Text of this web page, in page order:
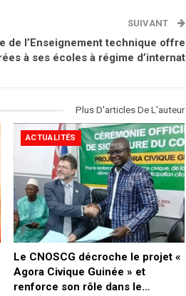
SUIVANT
de l’Enseignement technique offre
à ses écoles à régime d’internat
Plus D'articles De L'auteur
ACTUALITÉS
Le CNOSCG décroche le projet «
Agora Civique Guinée » et
renforce son rôle dans le…